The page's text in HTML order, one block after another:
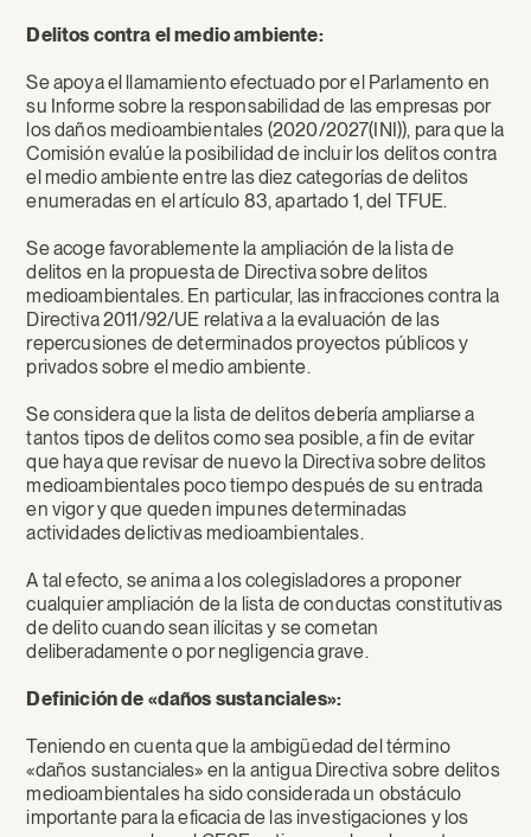
Delitos contra el medio ambiente:
Se apoya el llamamiento efectuado por el Parlamento en
su Informe sobre la responsabilidad de las empresas por
los daños medioambientales (2020/2027(INI)), para que la
Comisión evalúe la posibilidad de incluir los delitos contra
el medio ambiente entre las diez categorías de delitos
enumeradas en el artículo 83, apartado 1, del TFUE.
Se acoge favorablemente la ampliación de la lista de
delitos en la propuesta de Directiva sobre delitos
medioambientales. En particular, las infracciones contra la
Directiva 2011/92/UE relativa a la evaluación de las
repercusiones de determinados proyectos públicos y
privados sobre el medio ambiente.
Se considera que la lista de delitos debería ampliarse a
tantos tipos de delitos como sea posible, a fin de evitar
que haya que revisar de nuevo la Directiva sobre delitos
medioambientales poco tiempo después de su entrada
en vigor y que queden impunes determinadas
actividades delictivas medioambientales.
A tal efecto, se anima a los colegisladores a proponer
cualquier ampliación de la lista de conductas constitutivas
de delito cuando sean ilícitas y se cometan
deliberadamente o por negligencia grave.
Definición de «daños sustanciales»:
Teniendo en cuenta que la ambigüedad del término
«daños sustanciales» en la antigua Directiva sobre delitos
medioambientales ha sido considerada un obstáculo
importante para la eficacia de las investigaciones y los